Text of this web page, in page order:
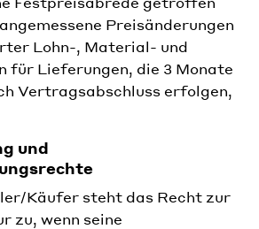
Preisänderungen
Lohn-, Material- und
für Lieferungen, die 3 Monate
Vertragsabschluss erfolgen,
und
Käufer steht das Recht zur
zu, wenn seine